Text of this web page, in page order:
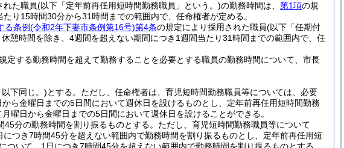
れた職員(以下「定年前再任用短時間勤務職員」という。)の勤務時間は、 第1項の規
り15時間30分から31時間までの範囲内で、任命権者が定める。
る条例(令和2年下妻市条例第16号)第4条の規定により採用された職員(以下「任期付
憩時間を除き、4週間を超えない期間につき1週間当たり31時間までの範囲内で、任
定する勤務時間を超えて勤務することを必要とする職員の勤務時間について、市長
下同じ。)とする。 ただし、任命権者は、育児短時間勤務職員等については、必要
ら金曜日までの5日間において週休日を設けるものとし、定年前再任用短時間勤務
曜日から金曜日までの5日間において週休日を設けることができる。
分の勤務時間を割り振るものとする。 ただし、育児短時間勤務職員等について
つき7時間45分を超えない範囲内で勤務時間を割り振るものとし、定年前再任用短